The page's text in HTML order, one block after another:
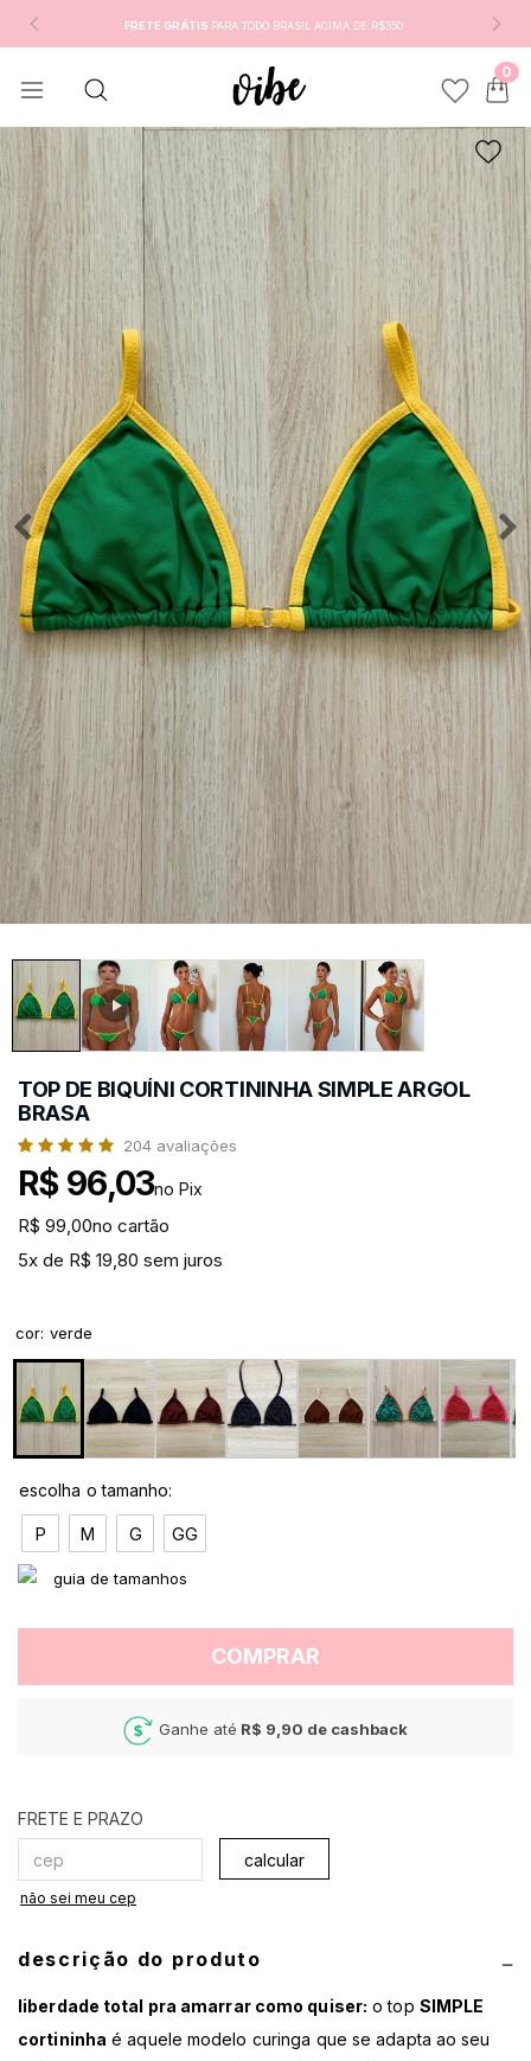
FRETE GRÁTIS PARA TODO BRASIL ACIMA DE R$350
0
TOP DE BIQUÍNI CORTININHA SIMPLE ARGOL
BRASA
204 avaliações
R$ 96,03no Pix
R$ 99,00no cartão
5x de R$ 19,80 sem juros
cor: verde
P M G GG
COMPRAR
Ganhe até R$ 9,90 de cashback
calcular
não sei meu cep
descrição do produto
liberdade total pra amarrar como quiser: o top SIMPLE
cortininha é aquele modelo curinga que se adapta ao seu